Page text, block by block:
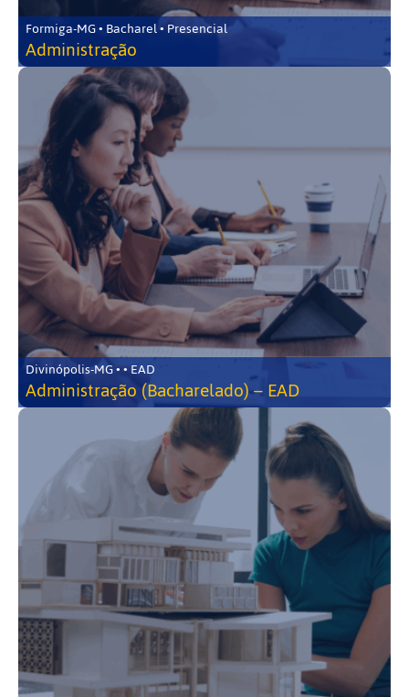
Formiga-MG • Bacharel • Presencial
Administração
Divinópolis-MG • • EAD
Administração (Bacharelado) – EAD